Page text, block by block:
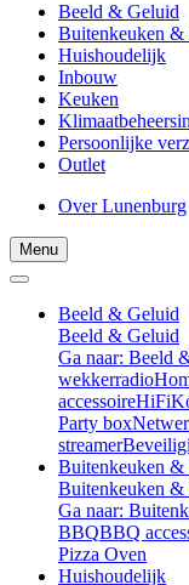
Beeld & Geluid
Buitenkeuken
Huishoudelijk
Inbouw
Keuken
Persoonlijke
Outlet
Over Lunenburg
Menu
Beeld & Geluid
Beeld & Geluid
Ga naar: Beeld
wekkerradio
accessoireHiFi
Party box
streamer
Buitenkeuken
Buitenkeuken
Ga naar:
BBQBBQ
Pizza Oven
Huishoudelijk